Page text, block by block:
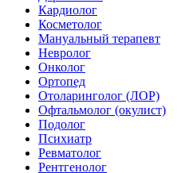
Кардиолог
Косметолог
Мануальный терапевт
Невролог
Онколог
Ортопед
Отоларинголог (ЛОР)
Офтальмолог (окулист)
Подолог
Психиатр
Ревматолог
Рентгенолог